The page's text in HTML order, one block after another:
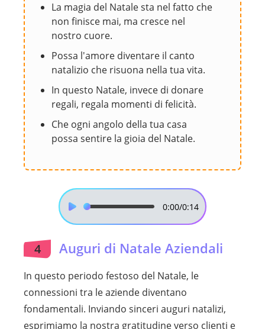
La magia del Natale sta nel fatto che
non finisce mai, ma cresce nel
nostro cuore.
Possa l'amore diventare il canto
natalizio che risuona nella tua vita.
In questo Natale, invece di donare
regali, regala momenti di felicità.
Che ogni angolo della tua casa
possa sentire la gioia del Natale.
0:00/0:14
4 Auguri di Natale Aziendali
In questo periodo festoso del Natale, le
connessioni tra le aziende diventano
fondamentali. Inviando sinceri auguri natalizi,
esprimiamo la nostra gratitudine verso clienti e